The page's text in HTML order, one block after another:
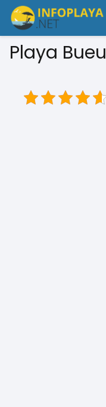
Playa Bueu